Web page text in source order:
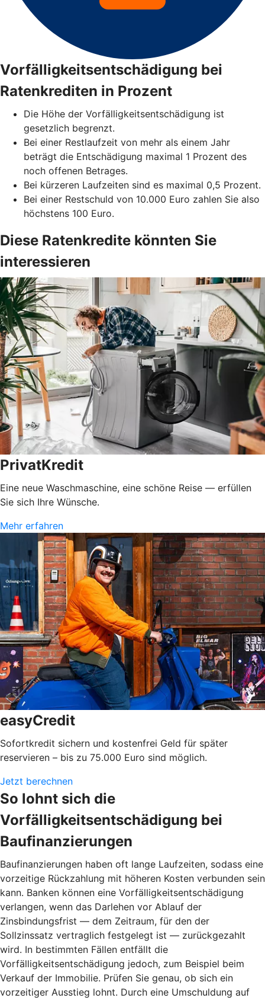
Vorfälligkeitsentschädigung bei
Ratenkrediten in Prozent
Die Höhe der Vorfälligkeitsentschädigung ist
gesetzlich begrenzt.
Bei einer Restlaufzeit von mehr als einem Jahr
beträgt die Entschädigung maximal 1 Prozent des
noch offenen Betrages.
Bei kürzeren Laufzeiten sind es maximal 0,5 Prozent.
Bei einer Restschuld von 10.000 Euro zahlen Sie also
höchstens 100 Euro.
Diese Ratenkredite könnten Sie
interessieren
PrivatKredit
Eine neue Waschmaschine, eine schöne Reise — erfüllen
Sie sich Ihre Wünsche.
Mehr erfahren
easyCredit
Sofortkredit sichern und kostenfrei Geld für später
reservieren – bis zu 75.000 Euro sind möglich.
Jetzt berechnen
So lohnt sich die
Vorfälligkeitsentschädigung bei
Baufinanzierungen
Baufinanzierungen haben oft lange Laufzeiten, sodass eine
vorzeitige Rückzahlung mit höheren Kosten verbunden sein
kann. Banken können eine Vorfälligkeitsentschädigung
verlangen, wenn das Darlehen vor Ablauf der
Zinsbindungsfrist — dem Zeitraum, für den der
Sollzinssatz vertraglich festgelegt ist — zurückgezahlt
wird. In bestimmten Fällen entfällt die
Vorfälligkeitsentschädigung jedoch, zum Beispiel beim
Verkauf der Immobilie. Prüfen Sie genau, ob sich ein
vorzeitiger Ausstieg lohnt. Durch eine Umschuldung auf